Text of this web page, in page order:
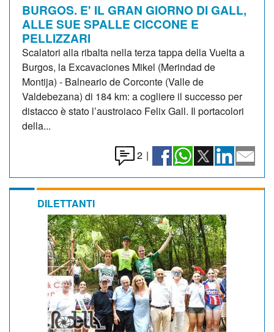
BURGOS. E' IL GRAN GIORNO DI GALL,
ALLE SUE SPALLE CICCONE E
PELLIZZARI
Scalatori alla ribalta nella terza tappa della Vuelta a
Burgos, la Excavaciones Mikel (Merindad de
Montija) - Balneario de Corconte (Valle de
Valdebezana) di 184 km: a cogliere il successo per
distacco è stato l’austroiaco Felix Gall. Il portacolori
della...
2 |
DILETTANTI